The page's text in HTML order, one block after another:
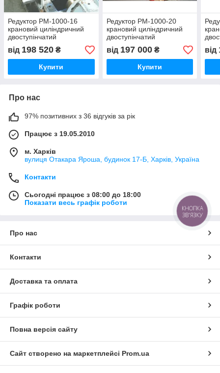
Редуктор РМ-1000-16
крановий циліндричний
двоступінчатий
від 198 520 ₴
Купити
Редуктор РМ-1000-20
крановий циліндричний
двоступінчатий
від 197 000₴
Купити
від
Про нас
97% позитивних з 36 відгуків за рік
Працює з 19.05.2010
м. Харків
вулиця Отакара Яроша, будинок 17-Б, Харків, Україна
Контакти
Сьогодні працює з 08:00 до 18:00
Показати весь графік роботи
Про нас
Контакти
Доставка та оплата
Графік роботи
Повна версія сайту
Сайт створено на маркетплейсі Prom.ua
КНОПКА
ЗВ'ЯЗКУ